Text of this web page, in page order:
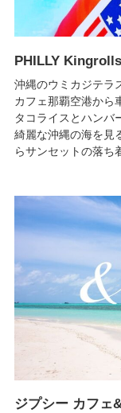
PHILLY
沖縄のウミカジテラ
カフェ那覇空港から
タコライスとハンバ
綺麗な沖縄の海を見
らサンセットの落ち
ジプシー カフェ